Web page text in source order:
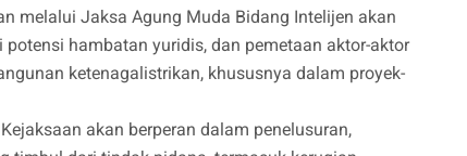
melalui Jaksa Agung Muda Bidang Intelijen akan
hambatan yuridis, dan pemetaan aktor-aktor
ketenagalistrikan, khususnya dalam proyek-
akan berperan dalam penelusuran,